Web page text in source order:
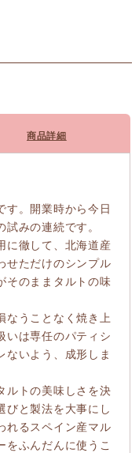
商品詳細
す。開業時から今日
みの連続です。
に徹して、北海道産
せただけのシンプル
そのままタルトの味
なうことなく焼き上
いは専任のパティシ
ないよう、成形しま
ルトの美味しさを決
びと製法を大事にし
れるスペイン産マル
をふんだんに使うこ